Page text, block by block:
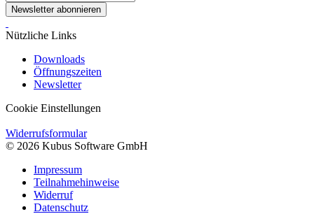
Newsletter abonnieren
Nützliche Links
Downloads
Öffnungszeiten
Newsletter
Cookie Einstellungen
Widerrufsformular
© 2026 Kubus Software GmbH
Impressum
Teilnahmehinweise
Widerruf
Datenschutz